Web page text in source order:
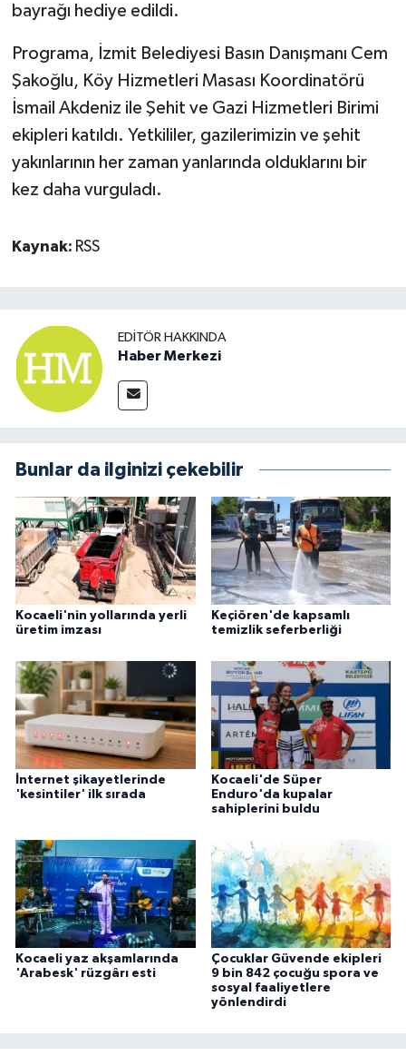
bayrağı hediye edildi.
Programa, İzmit Belediyesi Basın Danışmanı Cem
Şakoğlu, Köy Hizmetleri Masası Koordinatörü
İsmail Akdeniz ile Şehit ve Gazi Hizmetleri Birimi
ekipleri katıldı. Yetkililer, gazilerimizin ve şehit
yakınlarının her zaman yanlarında olduklarını bir
kez daha vurguladı.
Kaynak: RSS
EDITÖR HAKKINDA
Haber Merkezi
Bunlar da ilginizi çekebilir
Kocaeli'nin yollarında yerli
üretim imzası
Keçiören'de kapsamlı
temizlik seferberliği
İnternet şikayetlerinde
'kesintiler' ilk sırada
Kocaeli'de Süper
Enduro'da kupalar
sahiplerini buldu
Kocaeli yaz akşamlarında
'Arabesk' rüzgârı esti
Çocuklar Güvende ekipleri
9 bin 842 çocuğu spora ve
sosyal faaliyetlere
yönlendirdi